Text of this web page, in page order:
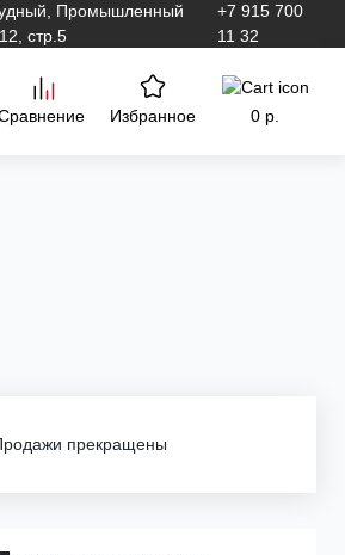
Промышленный
стр.5
+7 915 700
11 32
Избранное 0 р.
прекращены